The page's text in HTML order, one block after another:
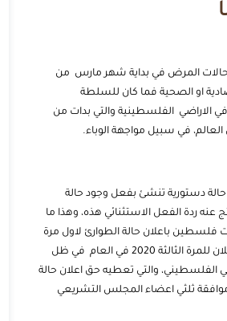
المرض في بداية شهر مارس من
او الصحية فما كان للسلطة
الاراضي الفلسطينية والتي بدات من
دستورية تنشئ بفعل وجود حالة
ردة الفعل الاستثنائي هذه، وهذا ما
فلسطين باعلان حالة الطوارئ لاول مرة
في العام 2003 ومرة ثانية في 2007 لمواجهة الانقسام الفلسطيني، ونرى تكرار و تجدد هذا الاعلان للمرة الثالثة 2020 في العام في ظل
حالة الطوارئ للمادة 110 من القانون الأساسي الفلسطيني، والتي تعطيه حق اعلان حالة
موافقة ثلثي اعضاء المجلس التشريعي